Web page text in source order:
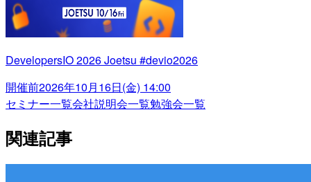
DevelopersIO 2026 Joetsu #devio2026
開催前2026年10月16日(金) 14:00
セミナー一覧会社説明会一覧勉強会一覧
関連記事